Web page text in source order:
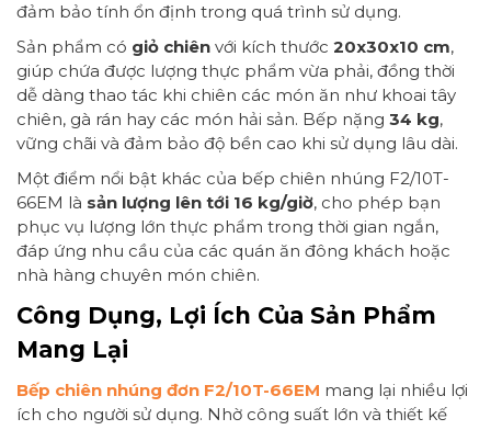
đảm bảo tính ổn định trong quá trình sử dụng.
Sản phẩm có giỏ chiên với kích thước 20x30x10 cm,
giúp chứa được lượng thực phẩm vừa phải, đồng thời
dễ dàng thao tác khi chiên các món ăn như khoai tây
chiên, gà rán hay các món hải sản. Bếp nặng 34 kg,
vững chãi và đảm bảo độ bền cao khi sử dụng lâu dài.
Một điểm nổi bật khác của bếp chiên nhúng F2/10T-
66EM là sản lượng lên tới 16 kg/giờ, cho phép bạn
phục vụ lượng lớn thực phẩm trong thời gian ngắn,
đáp ứng nhu cầu của các quán ăn đông khách hoặc
nhà hàng chuyên món chiên.
Công Dụng, Lợi Ích Của Sản Phẩm
Mang Lại
Bếp chiên nhúng đơn F2/10T-66EM mang lại nhiều lợi
ích cho người sử dụng. Nhờ công suất lớn và thiết kế